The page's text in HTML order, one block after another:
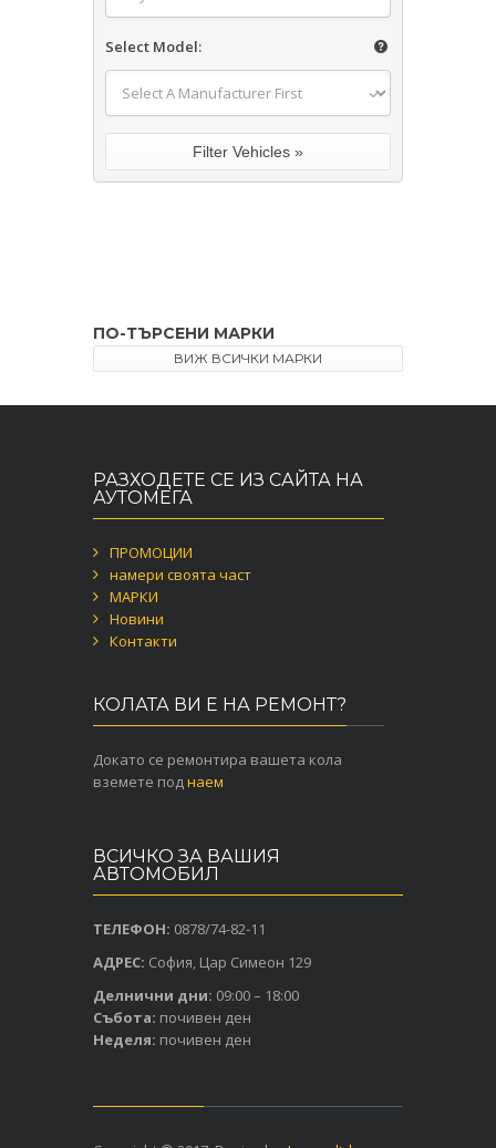
Select Model:
ПО-ТЪРСЕНИ МАРКИ
ВИЖ ВСИЧКИ МАРКИ
РАЗХОДЕТЕ СЕ ИЗ САЙТА НА
АУТОМЕГА
ПРОМОЦИИ
намери своята част
МАРКИ
Новини
Контакти
КОЛАТА ВИ Е НА РЕМОНТ?
Докато се ремонтира вашета кола
вземете поднаем
ВСИЧКО ЗА ВАШИЯ
АВТОМОБИЛ
ТЕЛЕФОН: 0878/74-82-11
АДРЕС: София, Цар Симеон 129
Делнични дни: 09:00 – 18:00
Събота: почивен ден
Неделя: почивен ден